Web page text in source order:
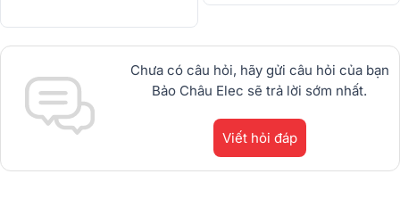
Chưa có câu hỏi, hãy gửi câu hỏi của bạn
Bảo Châu Elec sẽ trả lời sớm nhất.
Viết hỏi đáp